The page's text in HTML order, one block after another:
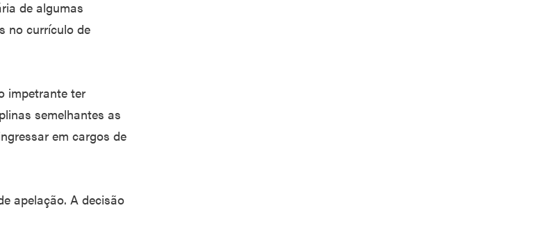
de algumas
no currículo de
impetrante ter
semelhantes as
em cargos de
apelação. A decisão